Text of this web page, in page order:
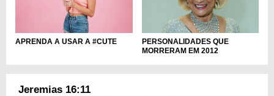
APRENDA A USAR A #CUTE
PERSONALIDADES QUE
MORRERAM EM 2012
Jeremias 16:11